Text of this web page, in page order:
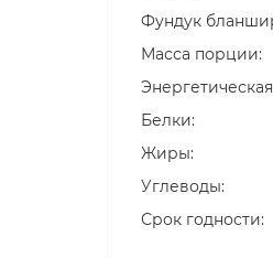
Фундук
Масса порции:
Белки:
Жиры:
Углеводы:
Срок годности: